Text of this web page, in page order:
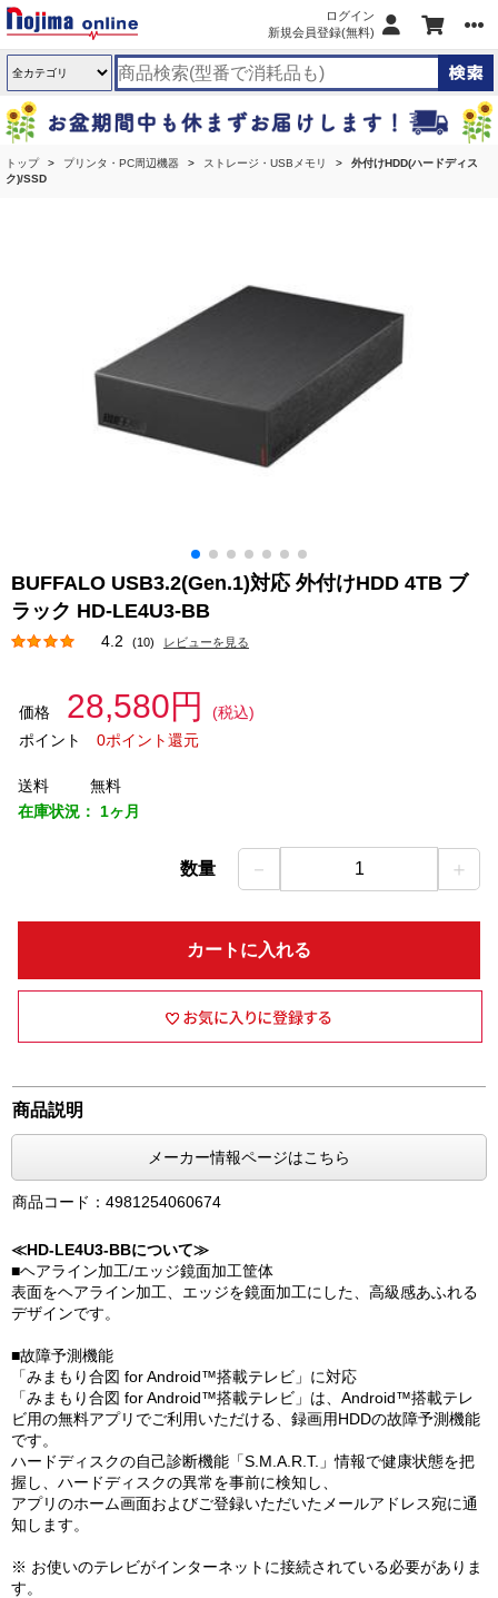
ログイン
新規会員登録(無料)
トップ プリンタ・PC周辺機器 ストレージ・USBメモリ
外付けHDD(ハードディス
ク)/SSD
BUFFALO USB3.2(Gen.1)対応 外付けHDD 4TB ブ
ラック HD-LE4U3-BB
4.2 (10) レビューを見る
価格 28,580円
(税込)
ポイント
0ポイント還元
送料
無料
在庫状況： 1ヶ月
数量 － 1 ＋
カートに入れる
商品説明
メーカー情報ページはこちら
商品コード：4981254060674
≪HD-LE4U3-BBについて≫
■ヘアライン加工/エッジ鏡面加工筐体
表面をヘアライン加工、エッジを鏡面加工にした、高級感あふれる
デザインです。
■故障予測機能
「みまもり合図 for Android™搭載テレビ」に対応
「みまもり合図 for Android™搭載テレビ」は、Android™搭載テレ
ビ用の無料アプリでご利用いただける、録画用HDDの故障予測機能
です。
ハードディスクの自己診断機能「S.M.A.R.T.」情報で健康状態を把
握し、ハードディスクの異常を事前に検知し、
アプリのホーム画面およびご登録いただいたメールアドレス宛に通
知します。
※ お使いのテレビがインターネットに接続されている必要がありま
す。